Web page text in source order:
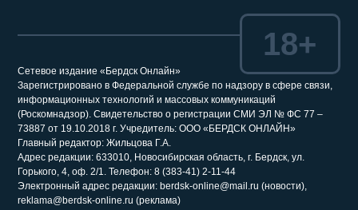
Сетевое издание «Бердск Онлайн»
Зарегистрировано в Федеральной службе по надзору в сфере связи,
информационных технологий и массовых коммуникаций
(Роскомнадзор). Свидетельство о регистрации СМИ ЭЛ № ФС 77 –
73887 от 19.10.2018 г. Учредитель: ООО «БЕРДСК ОНЛАЙН»
Главный редактор: Жильцова Г.А.
Адрес редакции: 633010, Новосибирская область, г. Бердск, ул.
Горького, 4, оф. 2/1. Телефон: 8 (383-41) 2-11-44
Электронный адрес редакции: berdsk-online@mail.ru (новости),
reklama@berdsk-online.ru (реклама)
18+